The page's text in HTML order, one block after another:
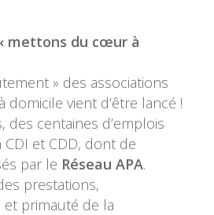
mettons du cœur à
» des associations
domicile vient d’être lancé !
des centaines d’emplois
et CDD, dont de
par le Réseau APA.
prestations,
primauté de la